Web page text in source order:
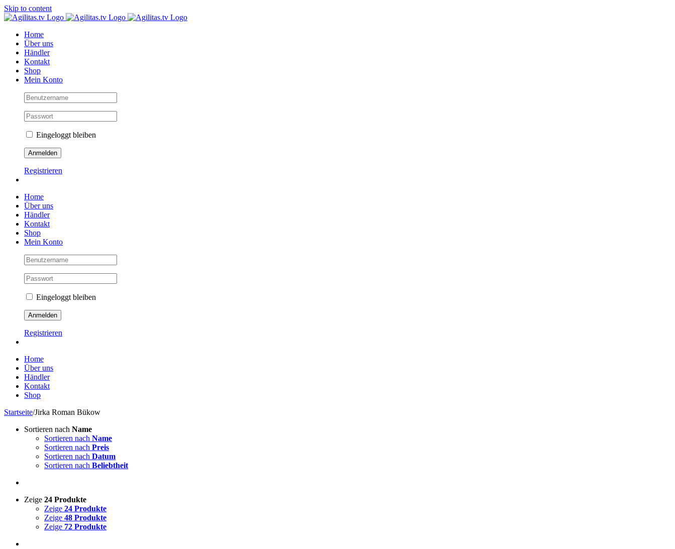
Skip to content
Home
Über uns
Händler
Kontakt
Shop
Mein Konto
Eingeloggt bleiben
Registrieren
Home
Über uns
Händler
Kontakt
Shop
Mein Konto
Eingeloggt bleiben
Registrieren
Home
Über uns
Händler
Kontakt
Shop
Startseite/Jirka Roman Bükow
Sortieren nach Name
Sortieren nach Name
Sortieren nach Preis
Sortieren nach Datum
Sortieren nach Beliebtheit
Zeige 24 Produkte
Zeige 24 Produkte
Zeige 48 Produkte
Zeige 72 Produkte